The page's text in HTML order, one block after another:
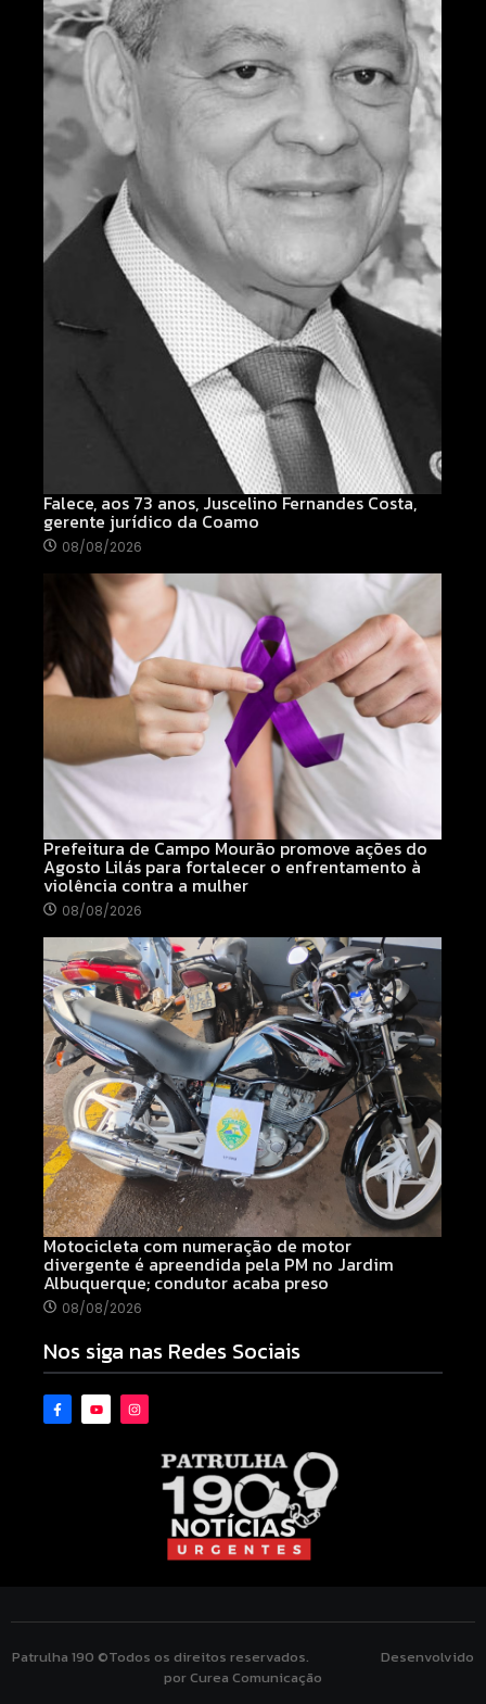
Falece, aos 73 anos, Juscelino Fernandes Costa,
gerente jurídico da Coamo
08/08/2026
Prefeitura de Campo Mourão promove ações do
Agosto Lilás para fortalecer o enfrentamento à
violência contra a mulher
08/08/2026
Motocicleta com numeração de motor
divergente é apreendida pela PM no Jardim
Albuquerque; condutor acaba preso
08/08/2026
Nos siga nas Redes Sociais
Patrulha 190 ©Todos os direitos reservados. Desenvolvido
por Curea Comunicação